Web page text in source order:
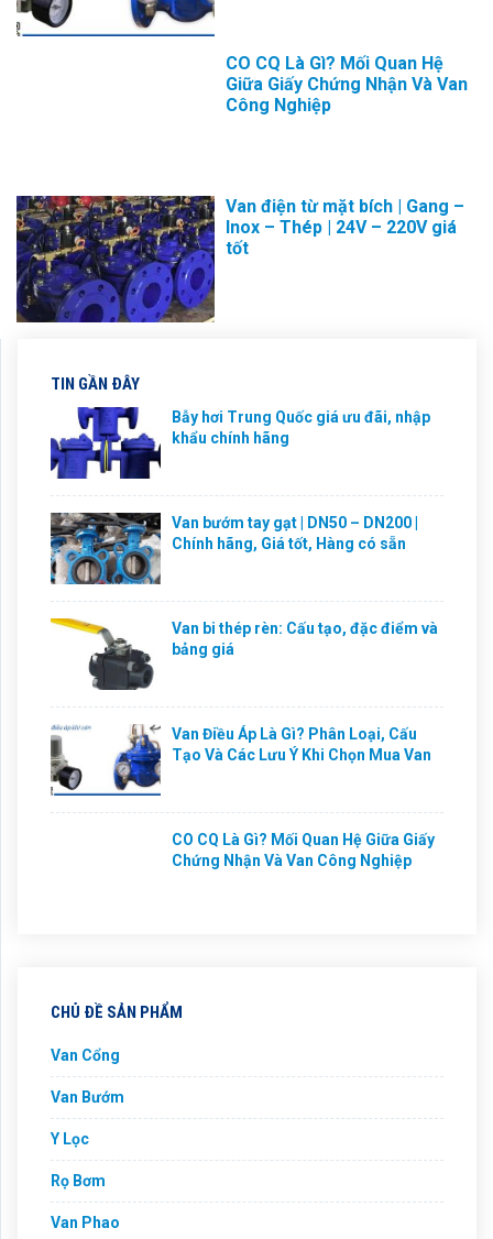
CO CQ Là Gì? Mối Quan Hệ
Giữa Giấy Chứng Nhận Và Van
Công Nghiệp
Van điện từ mặt bích | Gang –
Inox – Thép | 24V – 220V giá
tốt
TIN GẦN ĐÂY
Bẫy hơi Trung Quốc giá ưu đãi, nhập
khẩu chính hãng
Van bướm tay gạt | DN50 – DN200 |
Chính hãng, Giá tốt, Hàng có sẵn
Van bi thép rèn: Cấu tạo, đặc điểm và
bảng giá
Van Điều Áp Là Gì? Phân Loại, Cấu
Tạo Và Các Lưu Ý Khi Chọn Mua Van
CO CQ Là Gì? Mối Quan Hệ Giữa Giấy
Chứng Nhận Và Van Công Nghiệp
CHỦ ĐỀ SẢN PHẨM
Van Cổng
Van Bướm
Y Lọc
Rọ Bơm
Van Phao